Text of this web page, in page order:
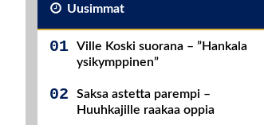
Uusimmat
Ville Koski suorana – ”Hankala
ysikymppinen”
Saksa astetta parempi –
Huuhkajille raakaa oppia